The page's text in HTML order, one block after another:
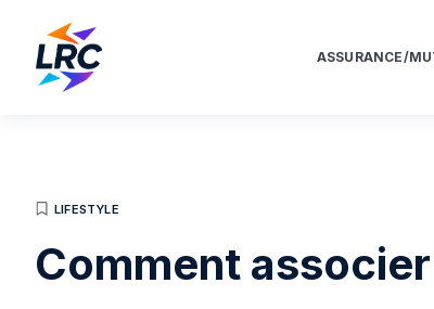
ASSURANCE/
LIFESTYLE
Comment